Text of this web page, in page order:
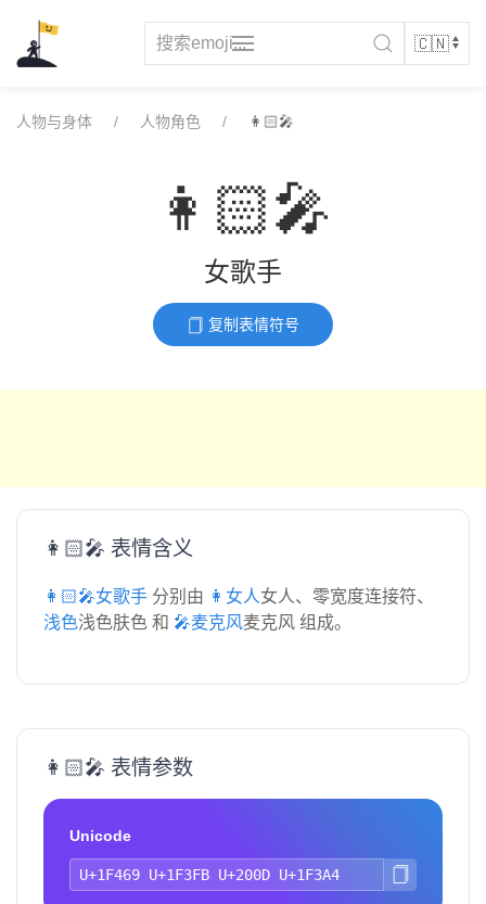
content
人物与身体 人物角色 👩🏻‍🎤
👩🏻‍🎤
女歌手
复制表情符号
👩🏻‍🎤 表情含义
👩🏻‍🎤女歌手 分别由 👩女人女人、零宽度连接符、
🏻浅色浅色肤色 和 🎤麦克风麦克风 组成。
👩🏻‍🎤 表情参数
Unicode